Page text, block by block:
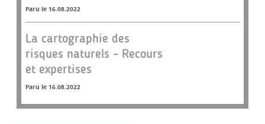
Paru le 16.08.2022
La cartographie des
risques naturels – Recours
et expertises
Paru le 16.08.2022